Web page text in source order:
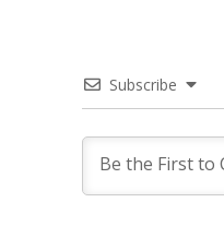
Subscribe